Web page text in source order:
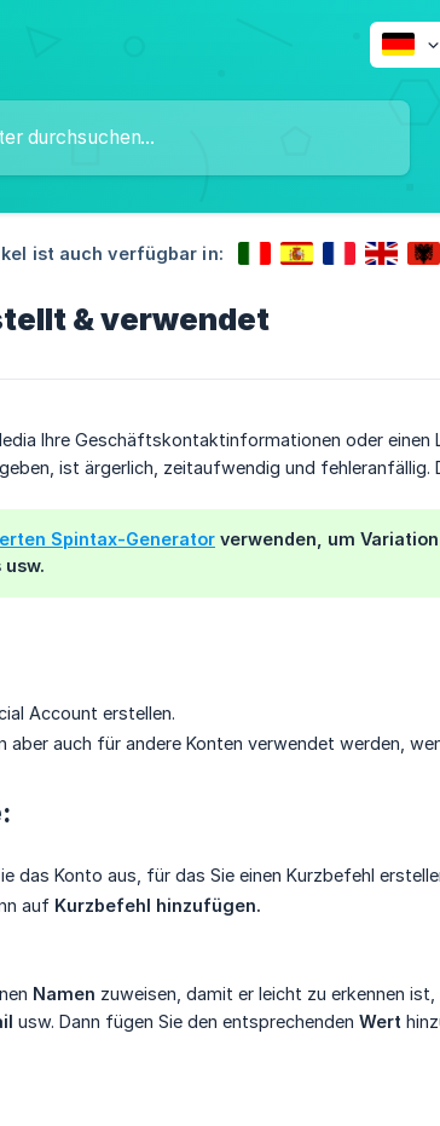
ist auch verfügbar in:
& verwendet
Ihre Geschäftskontaktinformationen oder einen
ist ärgerlich, zeitaufwendig und fehleranfällig.
Spintax-Generator verwenden, um
Account erstellen.
auch für andere Konten verwendet werden,
das Konto aus, für das Sie einen Kurzbefehl
auf Kurzbefehl hinzufügen.
Namen zuweisen, damit er leicht zu erkennen
usw. Dann fügen Sie den entsprechenden Wert